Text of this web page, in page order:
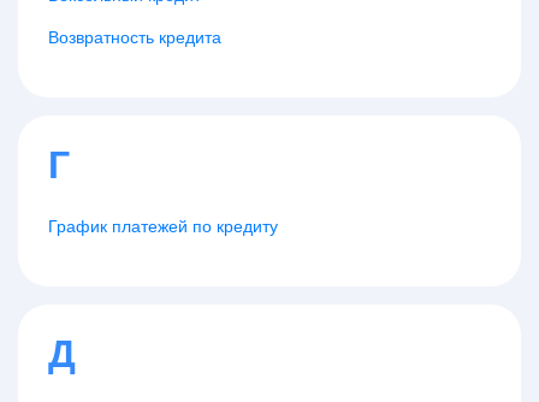
Возвратность кредита
Г
График платежей по кредиту
Д